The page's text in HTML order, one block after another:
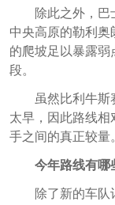
除此之外，
中央高原的勒利奥
的爬坡足以暴露弱
段。
虽然比利牛
太早，因此路线
手之间的真正较量
今年路线有哪
除了新的车